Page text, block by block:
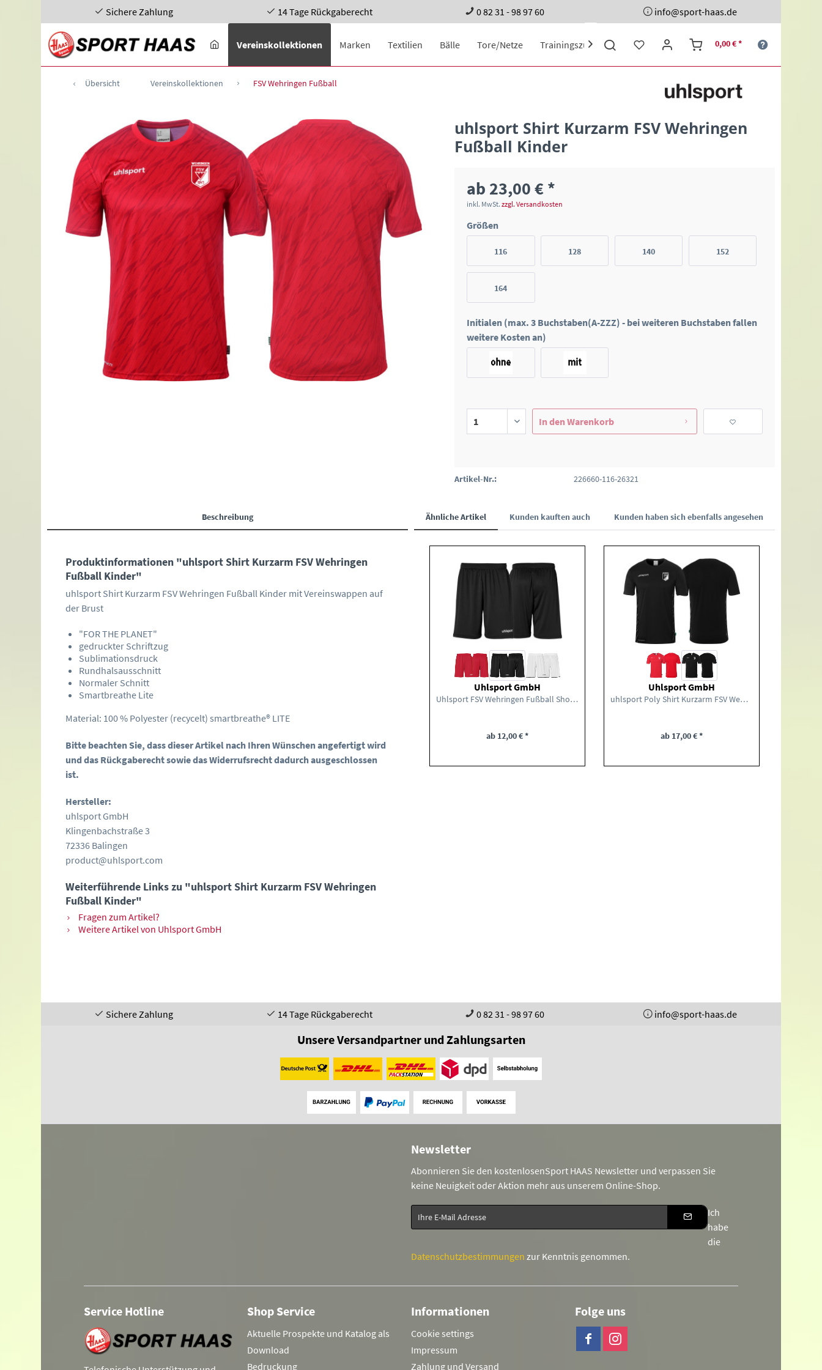
Sichere Zahlung 14 Tage Rückgaberecht 0 82 31 - 98 97 60 info@sport-haas.de
Vereinskollektionen Marken Textilien Bälle Tore/Netze Trainingszubehör Ehrenpreise Sporttaschen
 0,00 € *
Übersicht Vereinskollektionen FSV Wehringen Fußball
uhlsport Shirt Kurzarm FSV Wehringen
Fußball Kinder
ab 23,00 € *
inkl. MwSt.zzgl. Versandkosten
Größen
116 128 140 152
164
Initialen (max. 3 Buchstaben(A-ZZZ) - bei weiteren Buchstaben fallen
weitere Kosten an)
In den Warenkorb
Artikel-Nr.: 226660-116-26321
Beschreibung
Produktinformationen "uhlsport Shirt Kurzarm FSV Wehringen
Fußball Kinder"
uhlsport Shirt Kurzarm FSV Wehringen Fußball Kinder mit Vereinswappen auf
der Brust
"FOR THE PLANET"
gedruckter Schriftzug
Sublimationsdruck
Rundhalsausschnitt
Normaler Schnitt
Smartbreathe Lite
Material: 100 % Polyester (recycelt) smartbreathe® LITE
Bitte beachten Sie, dass dieser Artikel nach Ihren Wünschen angefertigt wird
und das Rückgaberecht sowie das Widerrufsrecht dadurch ausgeschlossen
ist.
Hersteller:
uhlsport GmbH
Klingenbachstraße 3
72336 Balingen
product@uhlsport.com
Weiterführende Links zu "uhlsport Shirt Kurzarm FSV Wehringen
Fußball Kinder"
Fragen zum Artikel?
Weitere Artikel von Uhlsport GmbH
Ähnliche Artikel Kunden kauften auch Kunden haben sich ebenfalls angesehen
Uhlsport GmbH
Uhlsport FSV Wehringen Fußball Shorts Kinder
ab 12,00 € *
Uhlsport GmbH
uhlsport Poly Shirt Kurzarm FSV Wehringen...
ab 17,00 € *
Sichere Zahlung 14 Tage Rückgaberecht 0 82 31 - 98 97 60 info@sport-haas.de
Unsere Versandpartner und Zahlungsarten
Newsletter
Abonnieren Sie den kostenlosenSport HAAS Newsletter und verpassen Sie
keine Neuigkeit oder Aktion mehr aus unserem Online-Shop.
Ich
habe
die
Datenschutzbestimmungen zur Kenntnis genommen.
Service Hotline Shop Service
Aktuelle Prospekte und Katalog als
Download
Bedruckung
Informationen
Cookie settings
Impressum
Zahlung und Versand
Folge uns